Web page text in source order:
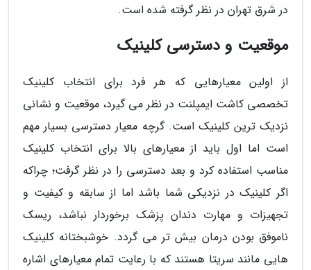
در شرق تهران در نظر گرفته شده است.
موقعیت و دسترسی کلینیک
از اولین معیارهایی که هر فرد برای انتخاب کلینیک
تخصصی کاشت ایمپلنت در نظر می گیرد، موقعیت و نشانی
نزدیک ترین کلینیک است. گرچه معیار دسترسی بسیار مهم
است اما اول باید از معیارهای بالا برای انتخاب کلینیک
مناسب استفاده کرد و بعد دسترسی را در نظر گرفت؛ چراکه
اگر کلینیک در نزدیکی شما باشد اما از سابقه و کیفیت و
تجهیزات و مهارت دندان پزشک برخوردار نباشد، ریسک
ناموفق بودن درمان بیش تر می گردد. خوشبختانه کلینیک
هایی مانند سریتا هستند که با رعایت تمام معیارهای اشاره